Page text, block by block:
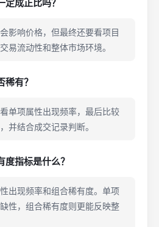
成正比吗？
影响价格，但最终还要看项目
易流动性和整体市场环境。
有？
单项属性出现频率，最后比较
并结合成交记录判断。
指标是什么？
出现频率和组合稀有度。单项
性，组合稀有度则更能反映整